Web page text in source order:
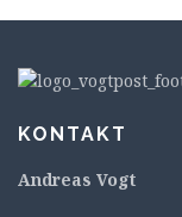
KONTAKT
Andreas Vogt